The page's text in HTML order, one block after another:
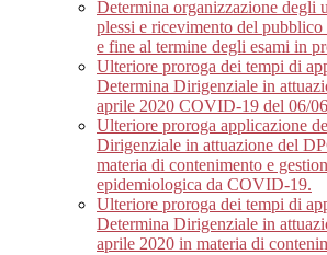
Determina organizzazione degli
plessi e ricevimento del
e fine al termine degli esami in
Ulteriore proroga dei tempi di
Determina Dirigenziale in
aprile 2020 COVID-19 del 06/
Ulteriore proroga applicazione
Dirigenziale in attuazione del
materia di contenimento e
epidemiologica da COVID-19.
Ulteriore proroga dei tempi di
Determina Dirigenziale in
aprile 2020 in materia di